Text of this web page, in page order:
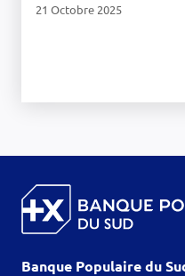
21 Octobre 2025
Banque Populaire du